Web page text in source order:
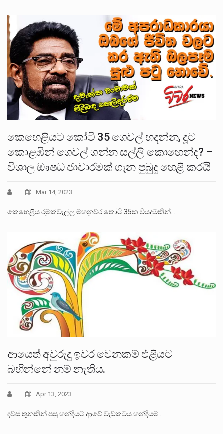
කෙහෙළියට කෝටි 35 ගෙවල් හදන්න, දූට
කොළඹින් ගෙවල් ගන්න සල්ලි කොහෙන්ද? –
විශාල ඖෂධ ජාවාරමක් ගැන පුබුදු හෙළි කරයි
Mar 14, 2023
කෙහෙළිය රමුක්වැල්ල මහනුවර කෝටි 35ක වියදමකින්…
ආයෙත් අවුරුදු ඉවර වෙනකම් එළියට
බහින්නේ නම් නැතිය.
Apr 13, 2023
දවස් තුනකින් පසු හන්දියට ආවේ වැඩකටය.හන්දියම…